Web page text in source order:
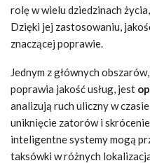
rolę w wielu dziedzinach
Dzięki jej zastosowaniu,
znaczącej poprawie.
Jednym z głównych
poprawia jakość usług, jest
analizują ruch uliczny w
uniknięcie zatorów i
inteligentne systemy mogą
taksówki w różnych